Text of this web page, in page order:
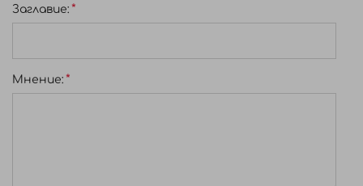
Заглавиe:
Мнение: